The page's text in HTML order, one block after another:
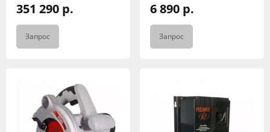
351 290 р.
Запрос
6 890 р.
Запрос